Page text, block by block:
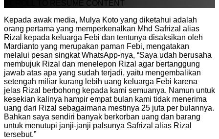
SCROLL TO RESUME CONTENT
Kepada awak media, Mulya Koto yang diketahui adalah
orang pertama yang memperkenalkan Mhd Safrizal alias
Rizal kepada keluarga Febi dan tentunya disaksikan oleh
Mardianto yang merupakan paman Febi, mengatakan
melalui pesan singkat WhatsApp-nya, “Saya udah berusaha
membujuk Rizal dan menelepon Rizal agar bertanggung
jawab atas apa yang sudah terjadi, yaitu mengembalikan
setengah miliar kurang lebih uang keluarga Febi karena
jelas Rizal berbohong kepada kami semuanya. Namun untuk
kesekian kalinya hampir empat bulan kami tidak menerima
uang dari Rizal sebagaimana mestinya 25 juta per bulannya.
Bahkan saya sendiri banyak berkorban uang dan barang
untuk menutupi janji-janji palsunya Safrizal alias Rizal
tersebut.”